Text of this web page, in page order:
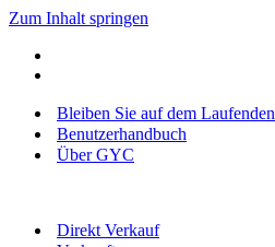
Zum Inhalt springen
Bleiben Sie auf dem Laufenden
Benutzerhandbuch
Über GYC
Direkt Verkauf